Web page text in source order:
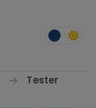
Tester